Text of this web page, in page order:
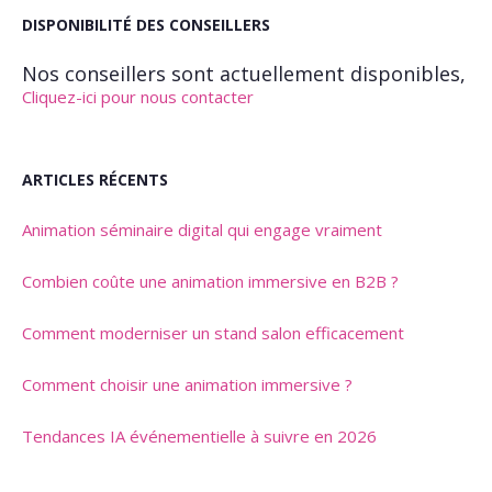
DISPONIBILITÉ DES CONSEILLERS
Nos conseillers sont actuellement disponibles,
Cliquez-ici pour nous contacter
ARTICLES RÉCENTS
Animation séminaire digital qui engage vraiment
Combien coûte une animation immersive en B2B ?
Comment moderniser un stand salon efficacement
Comment choisir une animation immersive ?
Tendances IA événementielle à suivre en 2026